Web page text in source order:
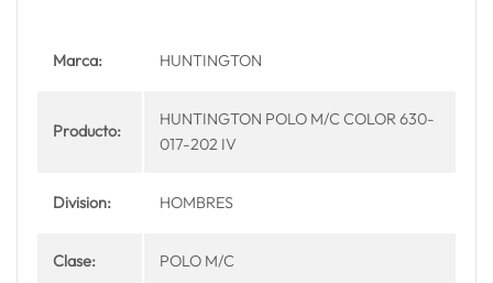
Marca: HUNTINGTON
Producto:
HUNTINGTON POLO M/C COLOR 630-
017-202 IV
Division: HOMBRES
Clase: POLO M/C